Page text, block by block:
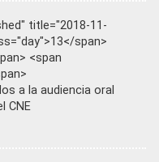
title="2018-11-
span>
<span
a la audiencia oral
CNE